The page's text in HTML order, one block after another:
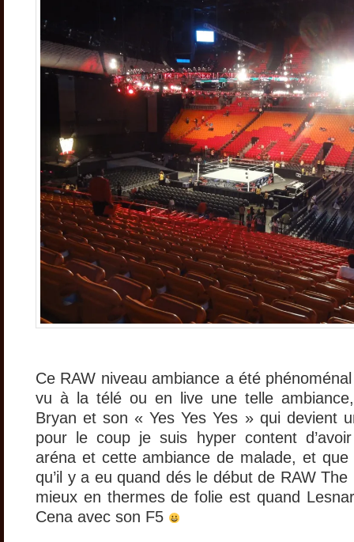
Ce RAW niveau ambiance a été
vu à la télé ou en live une telle
Bryan et son « Yes Yes Yes » qui devient
pour le coup je suis hyper content
aréna et cette ambiance de malade, et que
qu’il y a eu quand dés le début de RAW
mieux en thermes de folie est quand
Cena avec son F5